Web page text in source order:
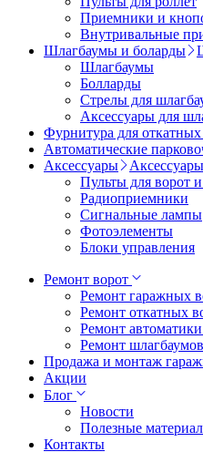
Приемники и
Внутривальные
Шлагбаумы и боларды
Шлагбаумы
Болларды
Стрелы для
Аксессуары для
Фурнитура для откатных
Автоматические
Аксессуары
Аксессуары
Пульты для ворот
Радиоприемники
Сигнальные лампы
Фотоэлементы
Блоки управления
Ремонт ворот
Ремонт гаражных
Ремонт откатных
Ремонт
Ремонт шлагбаумов
Продажа и монтаж
Акции
Блог
Новости
Полезные
Контакты